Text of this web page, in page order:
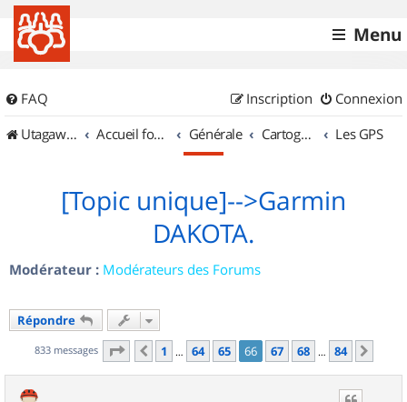
Menu
FAQ Connexion
Inscription
UtagawaVTT (Randos VTT et VTTAE avec traces GPS)
Accueil forum Générale Cartographie et GPS Les GPS
[Topic unique]-->Garmin
DAKOTA.
Modérateur : Modérateurs des Forums
Répondre
833 messages Page 66 sur84
Précédent
1 … 64 65 66 67 68 … 84